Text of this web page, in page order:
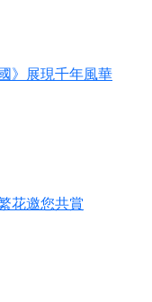
》展現千年風華
花邀您共賞